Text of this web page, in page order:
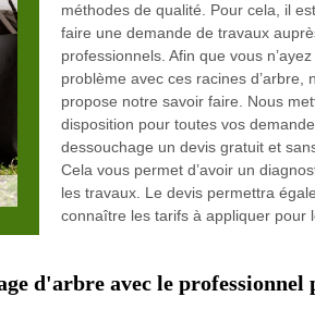
méthodes de qualité. Pour cela, il
faire une demande de travaux
professionnels. Afin que vous
problème avec ces racines d’arbre,
propose notre savoir faire. Nous
disposition pour toutes vos
dessouchage un devis gratuit et
Cela vous permet d’avoir un
les travaux. Le devis permettra
connaître les tarifs à appliquer pour
d'arbre avec le professionnel